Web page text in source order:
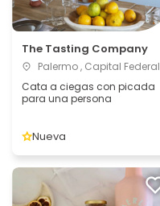
The Tasting Company
Palermo , Capital Federal
Cata a ciegas con picada
para una persona
Nueva